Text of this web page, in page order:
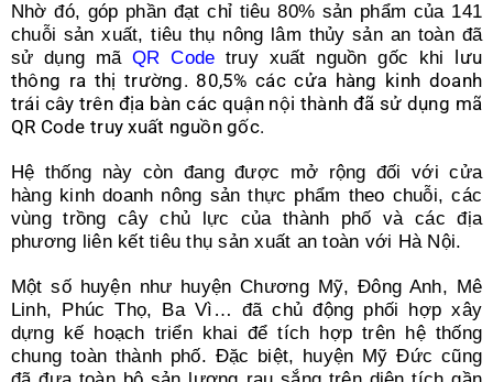
Nhờ đó, góp phần đạt chỉ tiêu 80% sản phẩm của 141
chuỗi sản xuất, tiêu thụ nông lâm thủy sản an toàn đã
sử dụng mãQR Code truy xuất nguồn gốc khi
lưu
thông ra thị trường. 80,5% các cửa hàng kinh doanh
trái cây trên địa bàn các quận nội thành đã sử dụng mã
QR Code truy xuất nguồn gốc.
Hệ thống này còn đang được mở rộng đối với cửa
hàng kinh doanh nông sản thực phẩm theo chuỗi, các
vùng trồng cây chủ lực của thành phố và các địa
phương liên kết tiêu thụ sản xuất an toàn với Hà Nội.
Một số huyện như huyện Chương Mỹ, Đông Anh, Mê
Linh, Phúc Thọ, Ba Vì… đã chủ động phối hợp xây
dựng kế hoạch triển khai để tích hợp trên hệ thống
chung toàn thành phố. Đặc biệt, huyện Mỹ Đức cũng